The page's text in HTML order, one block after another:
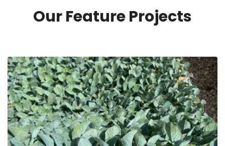
Our Feature Projects
(Brassica oleracea italica)